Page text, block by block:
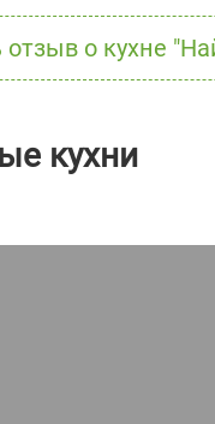
отзыв о кухне
кухни